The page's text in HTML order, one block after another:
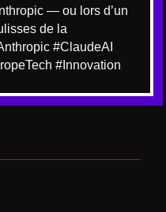
— ou lors d’un
de la
#ClaudeAI
#Innovation